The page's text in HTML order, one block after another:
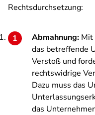
Rechtsdurchsetzung:
Abmahnung: Mit
das betreffende
Verstoß und
rechtswidrige
Dazu muss das
das